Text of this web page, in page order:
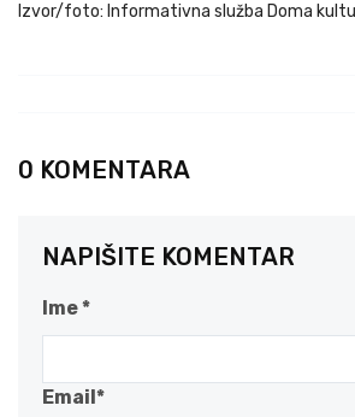
Izvor/foto: Informativna služba Doma
0 KOMENTARA
NAPIŠITE KOMENTAR
Ime *
Email*